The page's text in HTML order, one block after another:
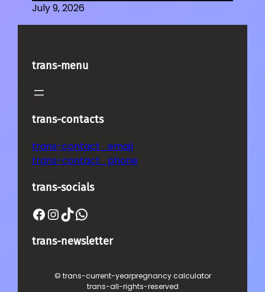
July 9, 2026
trans-menu
trans-contacts
trans-contact_email
trans-contact_phone
trans-socials
Facebook InstagramTikTok WhatsApp
trans-newsletter
© trans-current-yearpregnancy calculator
trans-all-rights-reserved